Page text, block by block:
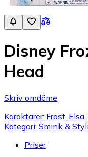
Disney
Head
Skriv omdöme
Karaktärer: Frost,
Kategori: Smink &
Priser